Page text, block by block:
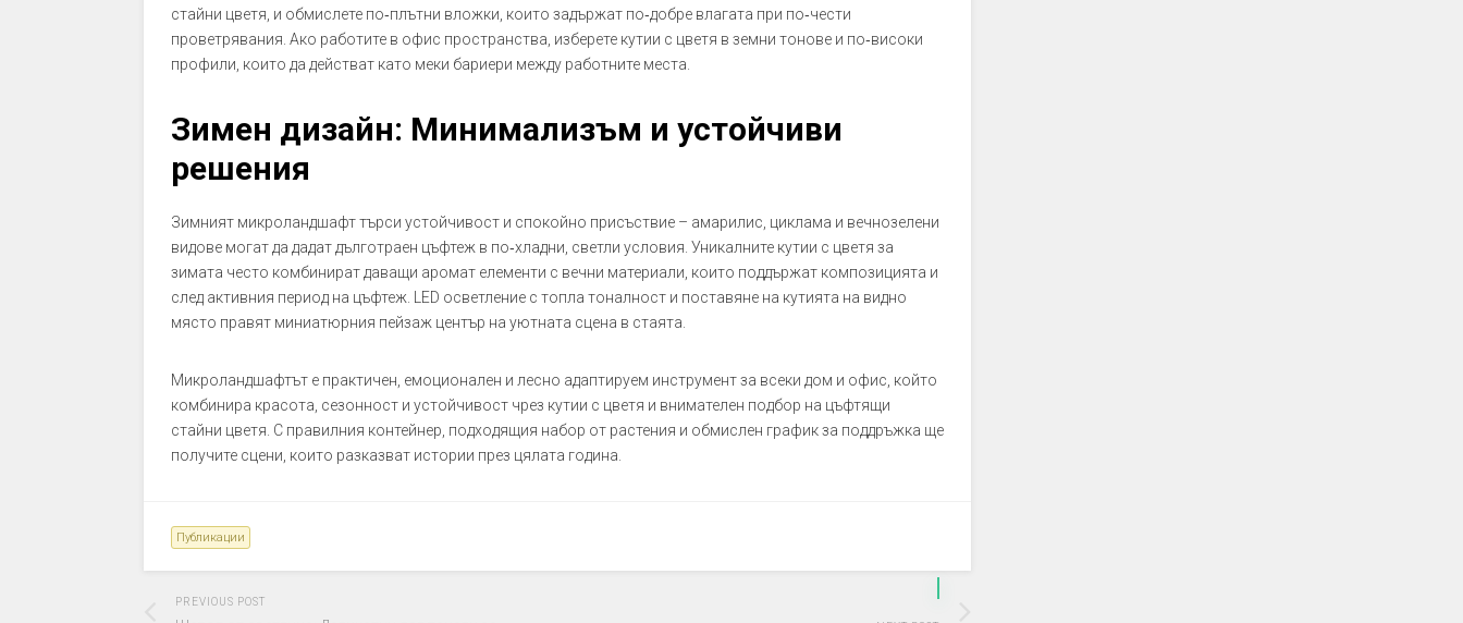
стайни цветя, и обмислете по‑плътни вложки, които задържат по‑добре влагата при по‑чести
проветрявания. Ако работите в офис пространства, изберете кутии с цветя в земни тонове и по‑високи
профили, които да действат като меки бариери между работните места.
Зимен дизайн: Минимализъм и устойчиви
решения
Зимният микроландшафт търси устойчивост и спокойно присъствие – амарилис, циклама и вечнозелени
видове могат да дадат дълготраен цъфтеж в по‑хладни, светли условия. Уникалните кутии с цветя за
зимата често комбинират даващи аромат елементи с вечни материали, които поддържат композицията и
след активния период на цъфтеж. LED осветление с топла тоналност и поставяне на кутията на видно
място правят миниатюрния пейзаж център на уютната сцена в стаята.
Микроландшафтът е практичен, емоционален и лесно адаптируем инструмент за всеки дом и офис, който
комбинира красота, сезонност и устойчивост чрез кутии с цветя и внимателен подбор на цъфтящи
стайни цветя. С правилния контейнер, подходящия набор от растения и обмислен график за поддръжка ще
получите сцени, които разказват истории през цялата година.
Публикации
PREVIOUS POST